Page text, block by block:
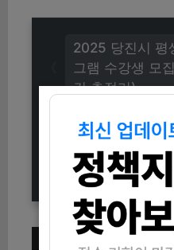
2025 괴산군청소
페스티벌 호루라
모집 (신청방법 및
2025 당진시 평
그램 수강생 모
건 총정리)
이번 주 인기 글